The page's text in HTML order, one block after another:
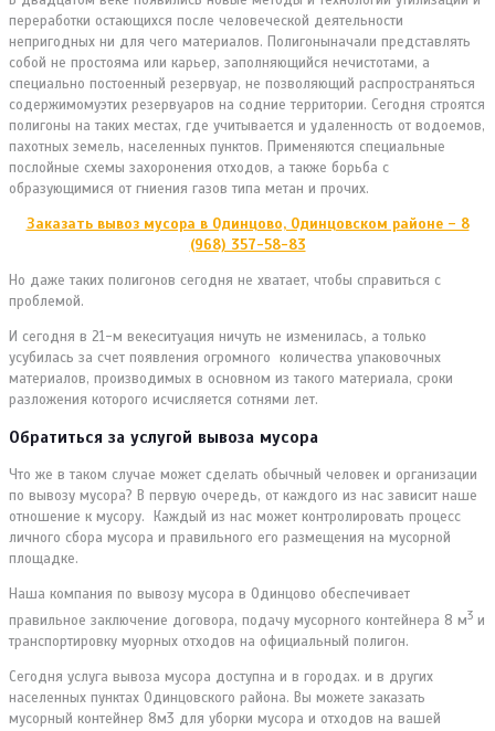
переработки остающихся после человеческой деятельности
непригодных ни для чего материалов. Полигоныначали представлять
собой не простояма или карьер, заполняющийся нечистотами, а
специально постоенный резервуар, не позволяющий распространяться
содержимомуэтих резервуаров на содние территории. Сегодня строятся
полигоны на таких местах, где учитывается и удаленность от водоемов,
пахотных земель, населенных пунктов. Применяются специальные
послойные схемы захоронения отходов, а также борьба с
образующимися от гниения газов типа метан и прочих.
Заказать вывоз мусора в Одинцово, Одинцовском районе – 8
(968) 357-58-83
Но даже таких полигонов сегодня не хватает, чтобы справиться с
проблемой.
И сегодня в 21-м векеситуация ничуть не изменилась, а только
усубилась за счет появления огромного количества упаковочных
материалов, производимых в основном из такого материала, сроки
разложения которого исчисляется сотнями лет.
Обратиться за услугой вывоза мусора
Что же в таком случае может сделать обычный человек и организации
по вывозу мусора? В первую очередь, от каждого из нас зависит наше
отношение к мусору. Каждый из нас может контролировать процесс
личного сбора мусора и правильного его размещения на мусорной
площадке.
Наша компания по вывозу мусора в Одинцово обеспечивает
правильное заключение договора, подачу мусорного контейнера 8 м3 и
транспортировку муорных отходов на официальный полигон.
Сегодня услуга вывоза мусора доступна и в городах. и в других
населенных пунктах Одинцовского района. Вы можете заказать
мусорный контейнер 8м3 для уборки мусора и отходов на вашей